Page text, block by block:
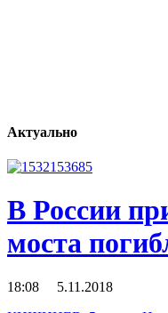
Актуально
В России
моста
18:08 5.11.2018